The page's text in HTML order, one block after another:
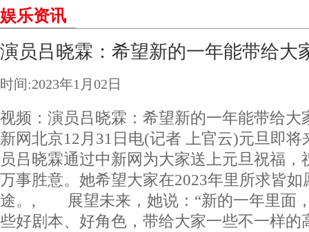
娱乐资讯
演员吕晓霖：希望新的一年能带给大
时间:2023年1月02日
视频：演员吕晓霖：希望新的一年能带给大
新网北京12月31日电(记者 上官云)元旦即将
员吕晓霖通过中新网为大家送上元旦祝福，
万事胜意。她希望大家在2023年里所求皆如
途。, 展望未来，她说：“新的一年里面
些好剧本、好角色，带给大家一些不一样的